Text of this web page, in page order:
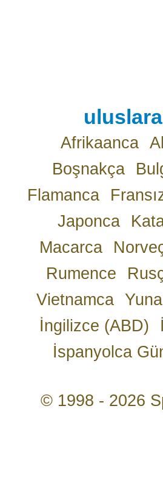
Afrikaanca
Boşnakça
Flamanca
Japonca
Macarca
Rumence
Vietnamca
İngilizce (ABD)
İspanyolca
© 1998 - 2026